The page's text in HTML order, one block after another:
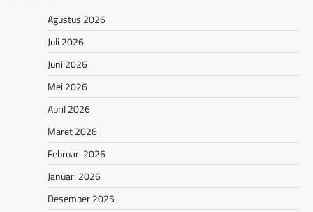
Agustus 2026
Juli 2026
Juni 2026
Mei 2026
April 2026
Maret 2026
Februari 2026
Januari 2026
Desember 2025